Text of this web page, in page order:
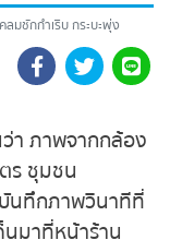
มชักกำเริบ กระบะพุ่ง
ส่องเลขทะเบียนรถชน
ภาพจาก
านมิตร ชุมชน
นทึกภาพวินาที